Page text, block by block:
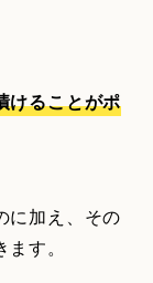
けることがポ
に加え、その
す。